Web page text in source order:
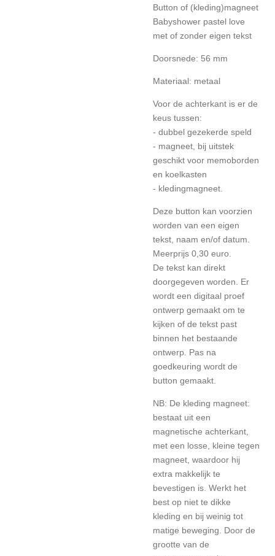
Button of (kleding)magneet
Babyshower pastel love
met of zonder eigen tekst
Doorsnede: 56 mm
Materiaal: metaal
Voor de achterkant is er de
keus tussen:
- dubbel gezekerde speld
- magneet, bij uitstek
geschikt voor memoborden
en koelkasten
- kledingmagneet.
Deze button kan voorzien
worden van een eigen
tekst, naam en/of datum.
Meerprijs 0,30 euro.
De tekst kan direkt
doorgegeven worden. Er
wordt een digitaal proef
ontwerp gemaakt om te
kijken of de tekst past
binnen het bestaande
ontwerp. Pas na
goedkeuring wordt de
button gemaakt.
NB: De kleding magneet:
bestaat uit een
magnetische achterkant,
met een losse, kleine tegen
magneet, waardoor hij
extra makkelijk te
bevestigen is. Werkt het
best op niet te dikke
kleding en bij weinig tot
matige beweging. Door de
grootte van de